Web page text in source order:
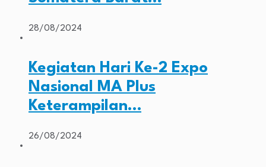
28/08/2024
Kegiatan Hari Ke-2 Expo
Nasional MA Plus
Keterampilan…
26/08/2024